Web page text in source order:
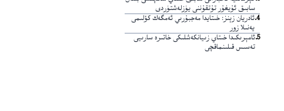
سابىق ئۇيغۇر تۇتقۇننى يۈزلەشتۈردى
4
.ئادريان زېنز: خىتايدا مەجبۇرىي ئەمگەك كۆلىمى
يەنىلا زور
5
.ئامېرىكىدا خىتاي زىيانكەشلىكى خاتىرە سارىيى
تەسىس قىلىنماقچى